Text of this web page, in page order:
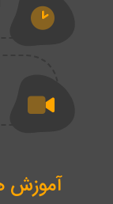
آموزش